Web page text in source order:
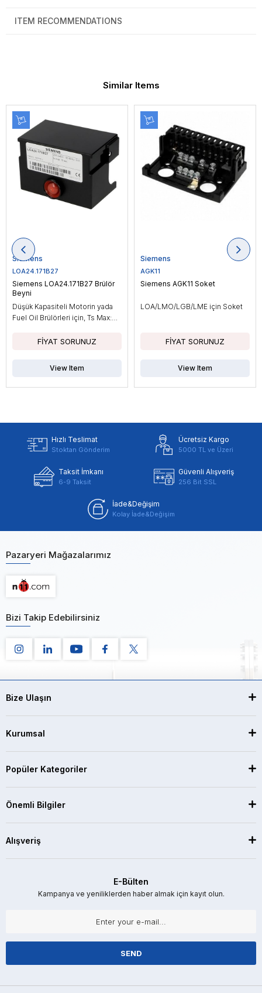
ITEM RECOMMENDATIONS
Similar Items
Siemens
LOA24.171B27
Siemens LOA24.171B27 Brülör
Beyni
Düşük Kapasiteli Motorin yada
Fuel Oil Brülörleri için, Ts Max:
View Item
Siemens
AGK11
Siemens AGK11 Soket
LOA/LMO/LGB/LME için Soket
View Item
Hızlı Teslimat
Stoktan Gönderim
Ücretsiz Kargo
5000 TL ve Üzeri
Taksit İmkanı
6-9 Taksit
Güvenli Alışveriş
256 Bit SSL
İade&Değişim
Kolay İade&Değişim
Pazaryeri Mağazalarımız
Bizi Takip Edebilirsiniz
Bize Ulaşın
Kurumsal
Popüler Kategoriler
Önemli Bilgiler
Alışveriş
E-Bülten
Kampanya ve yeniliklerden haber almak için kayıt olun.
SEND